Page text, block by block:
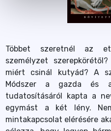
Többet szeretnél az
személyzet
miért csinál kutyád? A
Módszer a gazda és
tudatosításáról kapta a
egymást a két lény.
mintakapcsolat elérésére